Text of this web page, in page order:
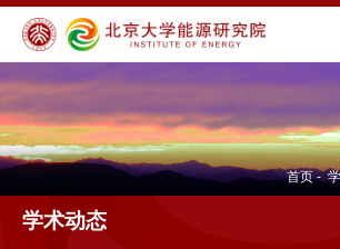
首页 -
学术动态